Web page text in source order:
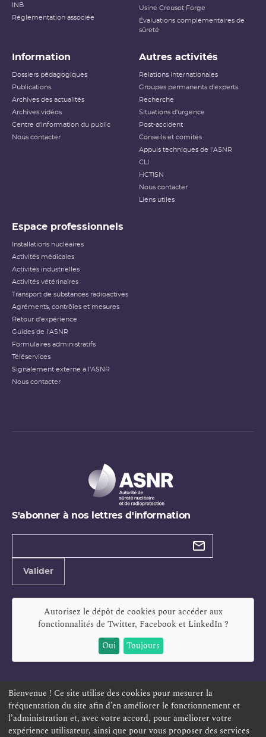
INB
Réglementation associée
Usine Creusot Forge
Évaluations complémentaires de
sûreté
Information
Dossiers pédagogiques
Publications
Archives des actualités
Archives vidéos
Centre d'information du public
Nous contacter
Autres activités
Relations internationales
Groupes permanents d'experts
Recherche
Situations d'urgence
Post-accident
Conseils et comités
Appuis techniques de l'ASNR
CLI
HCTISN
Nous contacter
Liens utiles
Espace professionnels
Installations nucléaires
Activités médicales
Activités industrielles
Activités vétérinaires
Transport de substances radioactives
Agréments, contrôles et mesures
Retour d'expérience
Guides de l'ASNR
Formulaires administratifs
Téléservices
Signalement externe à l'ASNR
Nous contacter
S'abonner à nos lettres d'information
Types de
Valider
Autorisez le dépôt de cookies pour accéder aux
fonctionnalités de Twitter, Facebook et LinkedIn?
Oui
Toujours
ESPACE PERSONNEL OFFRES D'EMPLOI SIGNALEMENT
TÉLÉSERVICES PLAN DU SITE
Bienvenue ! Ce site utilise des cookies pour mesurer la
fréquentation du site afin d’en améliorer le fonctionnement et
l’administration et, avec votre accord, pour améliorer votre
expérience utilisateur, ainsi que pour vous proposer des services